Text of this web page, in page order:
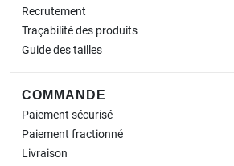
Recrutement
Traçabilité des produits
Guide des tailles
COMMANDE
Paiement sécurisé
Paiement fractionné
Livraison